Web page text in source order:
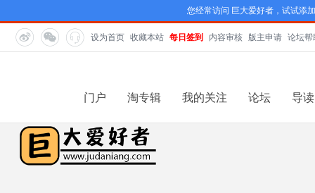
您经常访问 巨大爱好者，试试添
设为首页 收藏本站 每日签到 内容审核 版主申请 论坛帮
门户 淘专辑 我的关注 论坛 导读